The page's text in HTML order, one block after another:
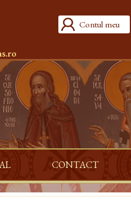
Contul meu
CONTACT